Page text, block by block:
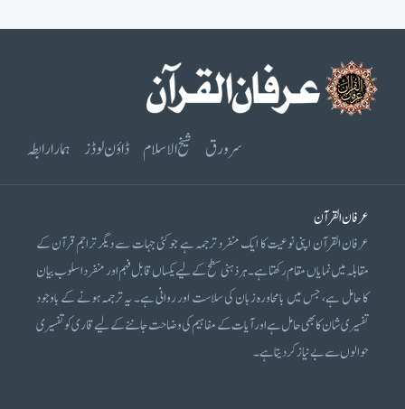
سرورق شیخ الاسلام ڈاؤن لوڈز ہمارا رابطہ
عرفان القرآن
عرفان القرآن اپنی نوعیت کا ایک منفرد ترجمہ ہے جو کئی جہات سے دیگر تراجم قرآن کے
مقابلہ میں نمایاں مقام رکھتا ہے۔ ہر ذہنی سطح کے لیے یکساں قابل فہم اور منفرد اسلوب بیان
کا حامل ہے، جس میں بامحاورہ زبان کی سلاست اور روانی ہے۔ یہ ترجمہ ہونے کے باوجود
تفسیری شان کا بھی حامل ہے اور آیات کے مفاہیم کی وضاحت جاننے کے لیے قاری کو تفسیری
حوالوں سے بے نیاز کر دیتا ہے۔